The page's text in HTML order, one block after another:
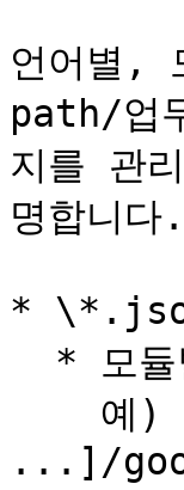
언어별,
path/업
지를 관
명합니다.
*
...]/